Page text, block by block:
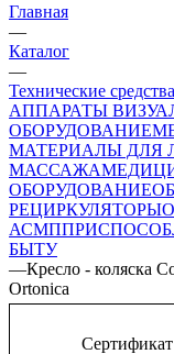
Главная
—
Каталог
—
Технические
АППАРАТЫ
ОБОРУДОВАНИЕ
МАТЕРИАЛЫ ДЛЯ
МАССАЖА
ОБОРУДОВАНИЕ
РЕЦИРКУЛЯТОРЫ
АСМП
БЫТУ
—Кресло - коляска
Ortonica